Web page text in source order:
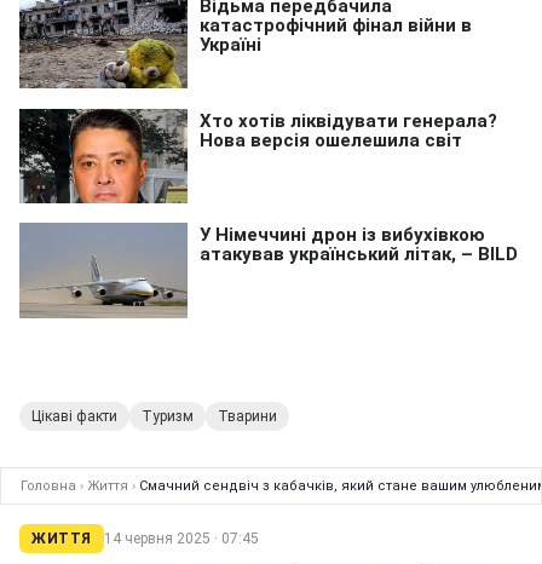
Цікаві факти Туризм Тварини
Головна › Життя › Смачний сендвіч з кабачків, який стане вашим
ЖИТТЯ 14 червня 2025 · 07:45